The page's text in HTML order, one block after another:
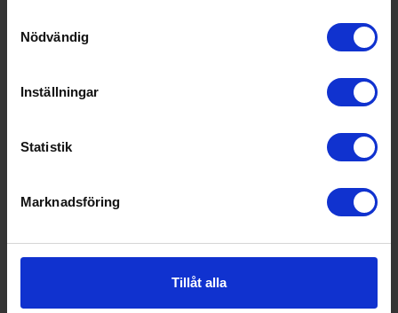
Nödvändig
Inställningar
Statistik
Marknadsföring
Tillåt alla
Tillbehör diskmaskin
849:-
KÖP